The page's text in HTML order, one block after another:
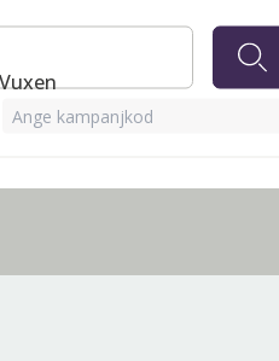
Ange kampanjkod